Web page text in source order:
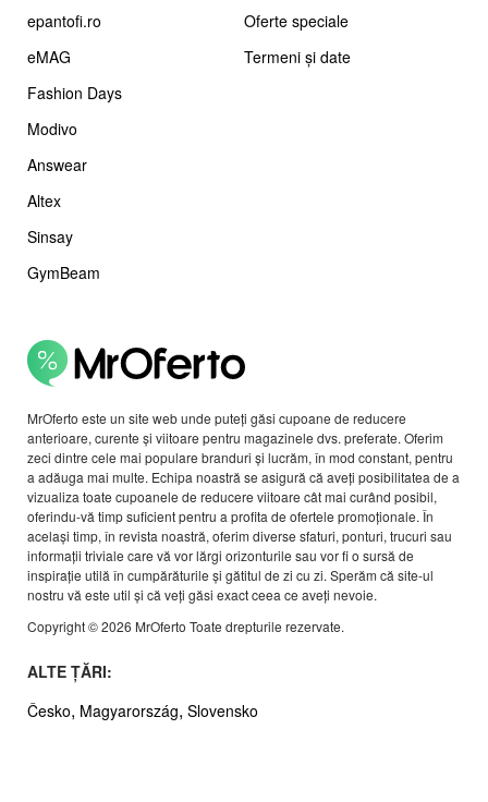
MrOferto este un site web unde puteți găsi cupoane de reducere
anterioare, curente și viitoare pentru magazinele dvs. preferate. Oferim
zeci dintre cele mai populare branduri și lucrăm, în mod constant, pentru
a adăuga mai multe. Echipa noastră se asigură că aveți posibilitatea de a
vizualiza toate cupoanele de reducere viitoare cât mai curând posibil,
oferindu-vă timp suficient pentru a profita de ofertele promoționale. În
același timp, în revista noastră, oferim diverse sfaturi, ponturi, trucuri sau
informații triviale care vă vor lărgi orizonturile sau vor fi o sursă de
inspirație utilă în cumpărăturile și gătitul de zi cu zi. Sperăm că site-ul
nostru vă este util și că veți găsi exact ceea ce aveți nevoie.
Copyright © 2026 MrOferto Toate drepturile rezervate.
epantofi.ro
eMAG
Fashion Days
Modivo
Answear
Altex
Sinsay
GymBeam
Oferte speciale
Termeni și date
ALTE ȚĂRI:
Česko, Magyarország, Slovensko